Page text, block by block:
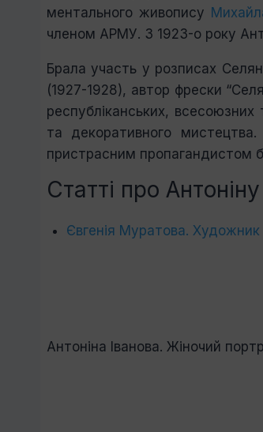
ментального живопису
членом АРМУ. З 1923-о року
Брала участь у розписах
(1927-1928), автор фрески
республіканських,
та декоратив­ного
пристрасним пропагандистом
Статті про
Євгенія Муратова. Художник
Антоніна Іванова. Жіночий